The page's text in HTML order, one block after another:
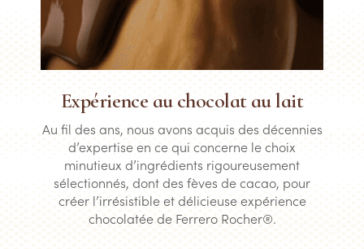
Expérience au chocolat au lait
Au fil des ans, nous avons acquis des décennies
d’expertise en ce qui concerne le choix
minutieux d’ingrédients rigoureusement
sélectionnés, dont des fèves de cacao, pour
créer l’irrésistible et délicieuse expérience
chocolatée de Ferrero Rocher®.